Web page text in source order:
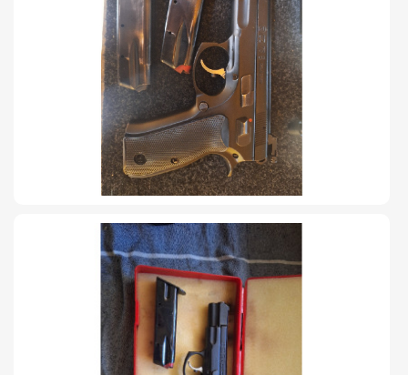
OTRAS ARMAS
ACCESORIOS